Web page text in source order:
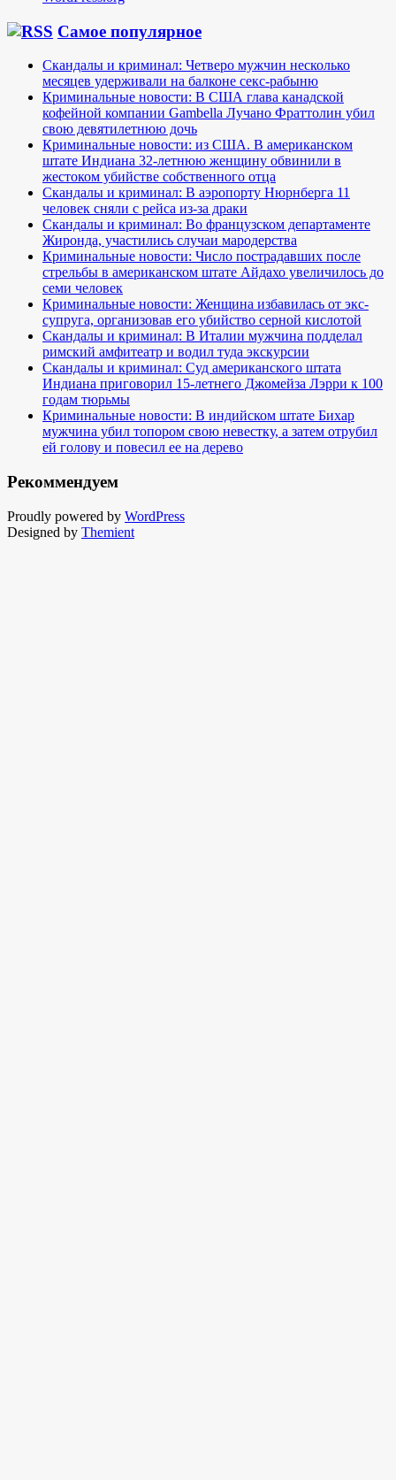
Самое популярное
Скандалы и криминал: Четверо мужчин несколько
месяцев удерживали на балконе секс-рабыню
Криминальные новости: В США глава канадской
кофейной компании Gambella Лучано Фраттолин убил
свою девятилетнюю дочь
Криминальные новости: из США. В американском
штате Индиана 32-летнюю женщину обвинили в
жестоком убийстве собственного отца
Скандалы и криминал: В аэропорту Нюрнберга 11
человек сняли с рейса из-за драки
Скандалы и криминал: Во французском департаменте
Жиронда, участились случаи мародерства
Криминальные новости: Число пострадавших после
стрельбы в американском штате Айдахо увеличилось до
семи человек
Криминальные новости: Женщина избавилась от экс-
супруга, организовав его убийство серной кислотой
Скандалы и криминал: В Италии мужчина подделал
римский амфитеатр и водил туда экскурсии
Скандалы и криминал: Суд американского штата
Индиана приговорил 15-летнего Джомейза Лэрри к 100
годам тюрьмы
Криминальные новости: В индийском штате Бихар
мужчина убил топором свою невестку, а затем отрубил
ей голову и повесил ее на дерево
Рекоммендуем
Proudly powered by WordPress
Designed by Themient